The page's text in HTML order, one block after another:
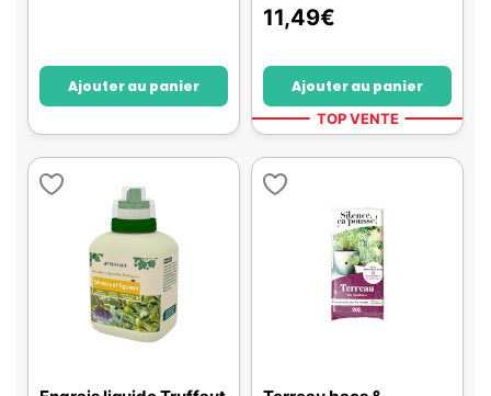
Ajouter au panier
11,49€
Ajouter au panier
TOP VENTE